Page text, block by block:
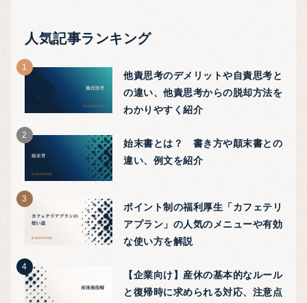
人気記事ランキング
他責思考のデメリットや自責思考と
の違い、他責思考からの脱却方法を
わかりやすく紹介
始末書とは？ 書き方や顛末書との
違い、例文を紹介
ポイント制の福利厚生「カフェテリ
アプラン」の人気のメニューや有効
な使い方を解説
【企業向け】産休の基本的なルール
と復帰時に求められる対応、注意点